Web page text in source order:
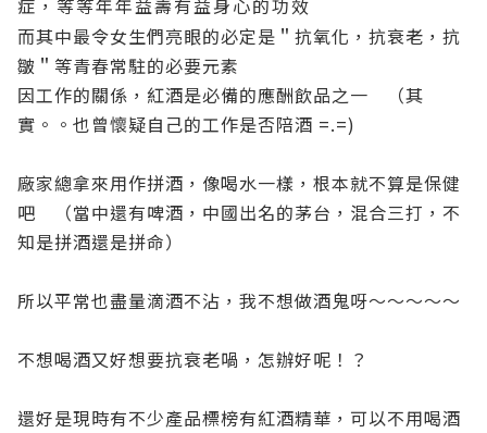
症，等等年年益壽有益身心的功效
而其中最令女生們亮眼的必定是＂抗氧化，抗衰老，抗
皺＂等青春常駐的必要元素
因工作的關係，紅酒是必備的應酬飲品之一 （其
實。。也曾懷疑自己的工作是否陪酒 =.=)
廠家總拿來用作拼酒，像喝水一樣，根本就不算是保健
吧 （當中還有啤酒，中國出名的茅台，混合三打，不
知是拼酒還是拼命）
所以平常也盡量滴酒不沾，我不想做酒鬼呀～～～～～
不想喝酒又好想要抗衰老喎，怎辦好呢！？
還好是現時有不少產品標榜有紅酒精華，可以不用喝酒